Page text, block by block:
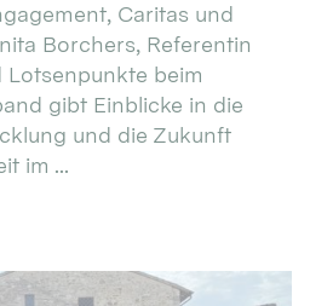
Caritas und
Borchers, Referentin
Lotsenpunkte beim
gibt Einblicke in die
und die Zukunft
im ...